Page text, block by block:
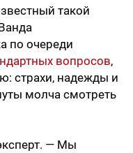
такой
по очереди
вопросов,
страхи, надежды и
молча смотреть
— Мы